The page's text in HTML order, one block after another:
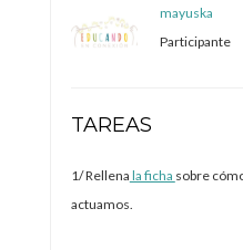
mayuska
Participante
TAREAS
1/ Rellena la ficha sobre
actuamos.